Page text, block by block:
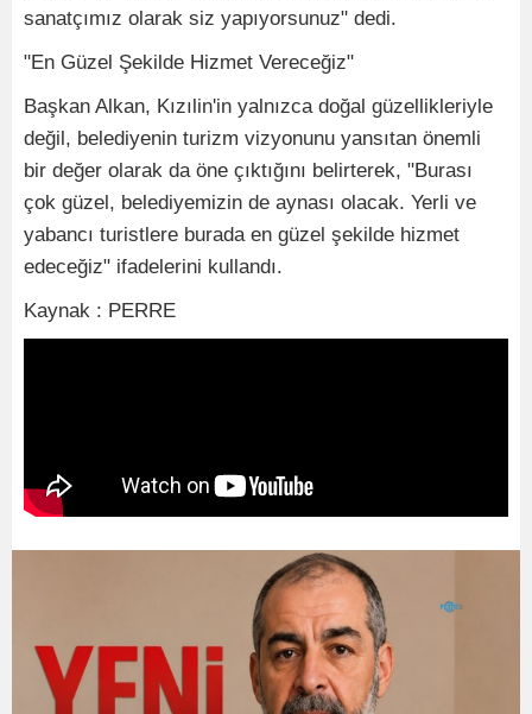
sanatçımız olarak siz yapıyorsunuz" dedi.
"En Güzel Şekilde Hizmet Vereceğiz"
Başkan Alkan, Kızılin'in yalnızca doğal güzellikleriyle
değil, belediyenin turizm vizyonunu yansıtan önemli
bir değer olarak da öne çıktığını belirterek, "Burası
çok güzel, belediyemizin de aynası olacak. Yerli ve
yabancı turistlere burada en güzel şekilde hizmet
edeceğiz" ifadelerini kullandı.
Kaynak : PERRE